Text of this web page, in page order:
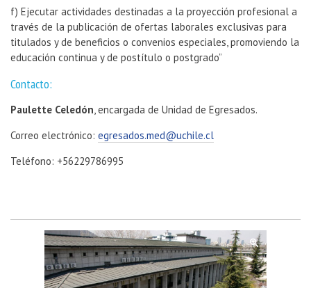
f) Ejecutar actividades destinadas a la proyección profesional a
través de la publicación de ofertas laborales exclusivas para
titulados y de beneficios o convenios especiales, promoviendo la
educación continua y de postítulo o postgrado”
Contacto:
Paulette Celedón, encargada de Unidad de Egresados.
Correo electrónico: egresados.med@uchile.cl
Teléfono: +56229786995